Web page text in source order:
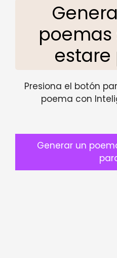
estare
Presiona el botón
poema con
Generar un